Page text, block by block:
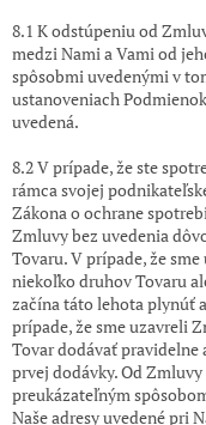
8.1 K odstúpeniu od
medzi Nami a Vami od
spôsobmi uvedenými v
ustanoveniach
uvedená.
8.2 V prípade, že ste
rámca svojej
Zákona o ochrane
Zmluvy bez uvedenia
Tovaru. V prípade, že
niekoľko druhov Tovaru
začína táto lehota plynúť
prípade, že sme uzavreli
Tovar dodávať pravidelne
prvej dodávky. Od
preukázateľným
Naše adresy uvedené pri